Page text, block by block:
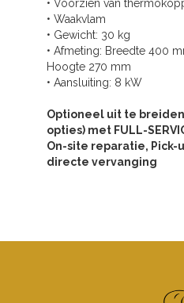
• Voorzien van
• Waakvlam
• Gewicht: 30 kg
• Afmeting: Breedte 400
Hoogte 270 mm
• Aansluiting: 8 kW
Optioneel uit te
opties) met FULL-
On-site reparatie, Pick-
directe vervanging